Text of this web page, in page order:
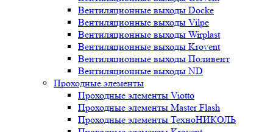
Вентиляционные выходы Docke
Вентиляционные выходы Vilpe
Вентиляционные выходы Wirplast
Вентиляционные выходы Krovent
Вентиляционные выходы Поливент
Вентиляционные выходы ND
Проходные элементы
Проходные элементы Viotto
Проходные элементы Master Flash
Проходные элементы ТехноНИКОЛЬ